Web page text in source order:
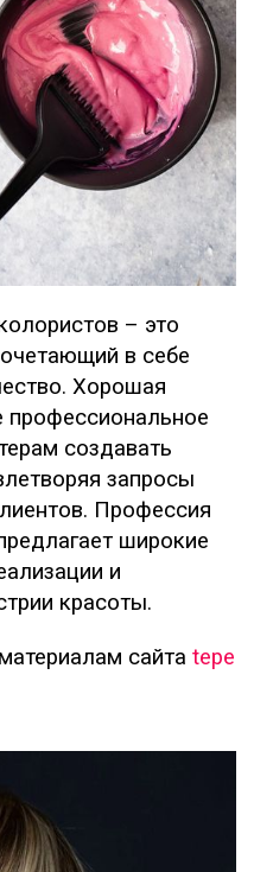
– это
в себе
Хорошая
профессиональное
создавать
запросы
Профессия
широкие
и
красоты.
сайта tepe